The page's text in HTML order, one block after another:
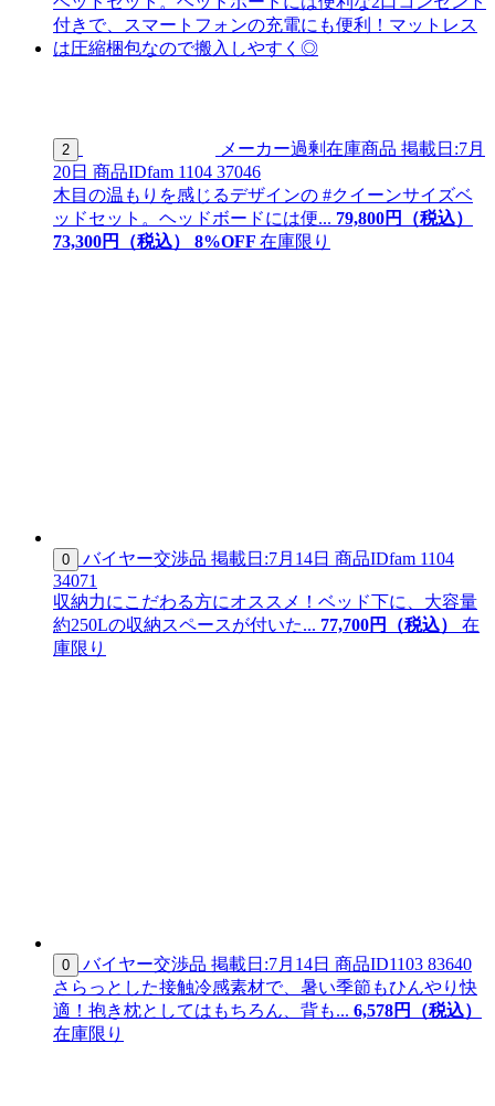
2 メーカー過剰在庫商品 掲載日:7月
20日 商品IDfam 1104 37046
木目の温もりを感じるデザインの #クイーンサイズベ
ッドセット。ヘッドボードには便... 79,800円（税込）
73,300円（税込） 8%OFF 在庫限り
0 バイヤー交渉品 掲載日:7月14日 商品IDfam 1104
34071
収納力にこだわる方にオススメ！ベッド下に、大容量
約250Lの収納スペースが付いた... 77,700円（税込）
在
庫限り
0 バイヤー交渉品 掲載日:7月14日 商品ID1103 83640
さらっとした接触冷感素材で、暑い季節もひんやり快
適！抱き枕としてはもちろん、背も... 6,578円（税込）
在庫限り